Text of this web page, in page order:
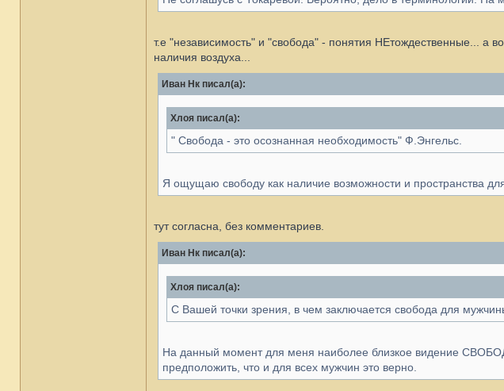
т.е "независимость" и "свобода" - понятия НЕтождественные... а
наличия воздуха...
Иван Нк писал(а):
Хлоя писал(а):
" Свобода - это осознанная необходимость" Ф.Энгельс.
Я ощущаю свободу как наличие возможности и пространства
тут согласна, без комментариев.
Иван Нк писал(а):
Хлоя писал(а):
С Вашей точки зрения, в чем заключается свобода для
На данный момент для меня наиболее близкое видение
предположить, что и для всех мужчин это верно.